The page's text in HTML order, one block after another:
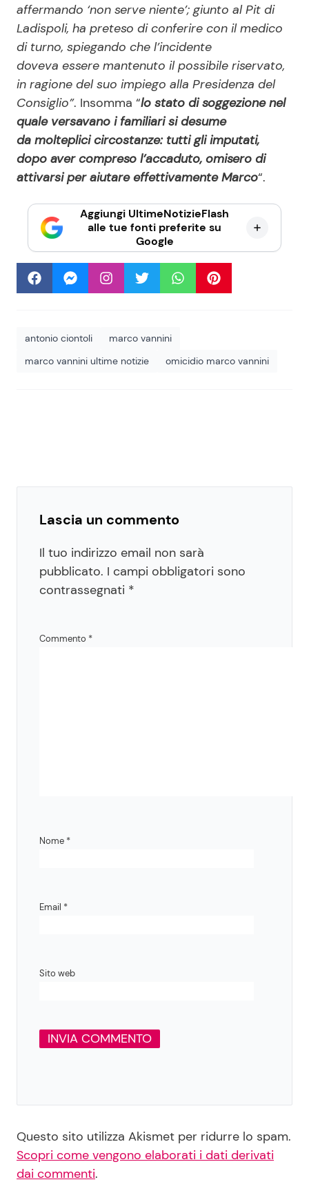
affermando ‘non serve niente’; giunto al Pit di
Ladispoli, ha preteso di conferire con il medico
di turno, spiegando che l’incidente
doveva essere mantenuto il possibile riservato,
in ragione del suo impiego alla Presidenza del
Consiglio”. Insomma “lo stato di soggezione nel
quale versavano i familiari si desume
da molteplici circostanze: tutti gli imputati,
dopo aver compreso l’accaduto, omisero di
attivarsi per aiutare effettivamente Marco“.
Aggiungi UltimeNotizieFlash
alle tue fonti preferite su
Google
antonio ciontoli
marco vannini
marco vannini ultime notizie
omicidio marco vannini
Lascia un commento
Il tuo indirizzo email non sarà
pubblicato. I campi obbligatori sono
contrassegnati *
Commento *
Nome *
Email *
Sito web
Questo sito utilizza Akismet per ridurre lo spam.
Scopri come vengono elaborati i dati derivati
dai commenti.